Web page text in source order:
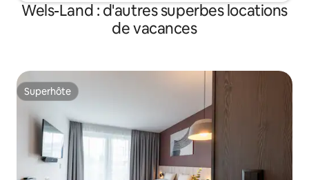
Wels-Land : d'autres superbes locations
de vacances
Superhôte
Superhôte